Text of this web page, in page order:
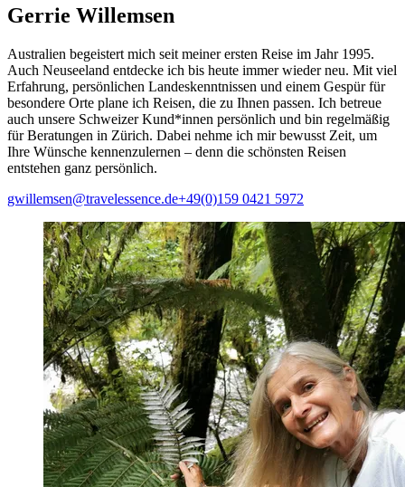
Gerrie Willemsen
Australien begeistert mich seit meiner ersten Reise im Jahr 1995.
Auch Neuseeland entdecke ich bis heute immer wieder neu. Mit viel
Erfahrung, persönlichen Landeskenntnissen und einem Gespür für
besondere Orte plane ich Reisen, die zu Ihnen passen. Ich betreue
auch unsere Schweizer Kund*innen persönlich und bin regelmäßig
für Beratungen in Zürich. Dabei nehme ich mir bewusst Zeit, um
Ihre Wünsche kennenzulernen – denn die schönsten Reisen
entstehen ganz persönlich.
gwillemsen@travelessence.de+49(0)159 0421 5972